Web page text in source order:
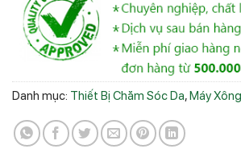
Danh mục: Thiết Bị Chăm Sóc Da,Máy